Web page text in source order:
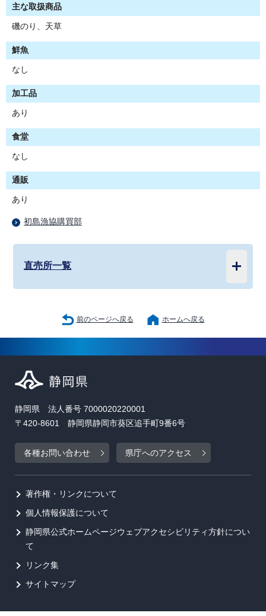
主な取扱商品
磯のり、天草
鮮魚
なし
加工品
あり
食堂
なし
通販
あり
初島漁協購買部
直売所一覧
前のページへ戻る ホームへ戻る
静岡県 法人番号 7000020220001
〒420-8601 静岡県静岡市葵区追手町9番6号
各種お問い合わせ 県庁へのアクセス
著作権・リンクについて
個人情報保護について
静岡県公式ホームページウェブアクセシビリティ方針につい
て
リンク集
サイトマップ